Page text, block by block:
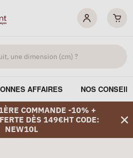
AFFAIRES NOS
COMMANDE -10% +
DÈS 149€HT CODE:
NEW10L